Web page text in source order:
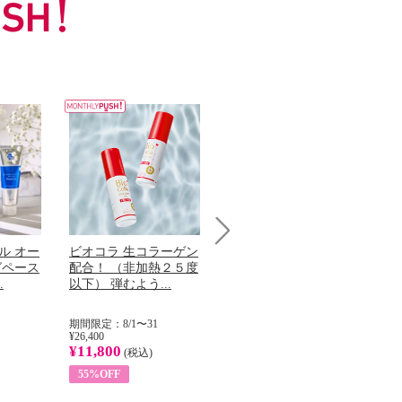
オー
ース
ビオコラ 生コラーゲン
配合！ （非加熱２５度
以下） 弾むよう...
期間限定：8/1〜31
¥26,400
¥11,800 (税込)
55%OFF